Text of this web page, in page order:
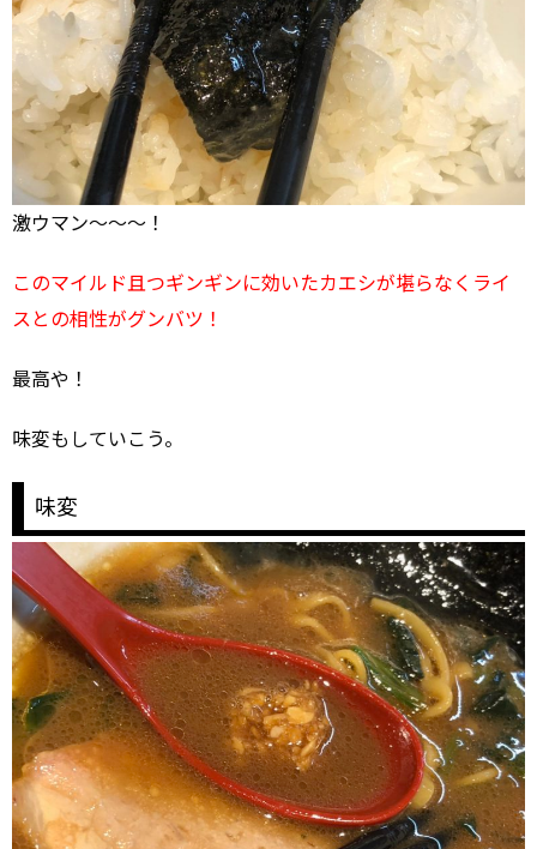
激ウマン～～～！
このマイルド且つギンギンに効いたカエシが堪らなくライ
スとの相性がグンバツ！
最高や！
味変もしていこう。
味変